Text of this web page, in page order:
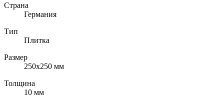
Страна
Германия
Тип
Плитка
Размер
250х250 мм
Толщина
10 мм